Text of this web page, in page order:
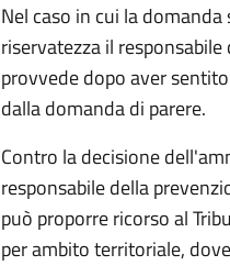
Nel caso in cui la
riservatezza il
provvede dopo aver
dalla domanda di parere.
Contro la decisione
responsabile della
può proporre ricorso al
per ambito territoriale,